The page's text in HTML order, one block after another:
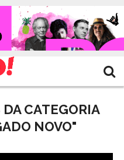
CATEGORIA
NOVO"